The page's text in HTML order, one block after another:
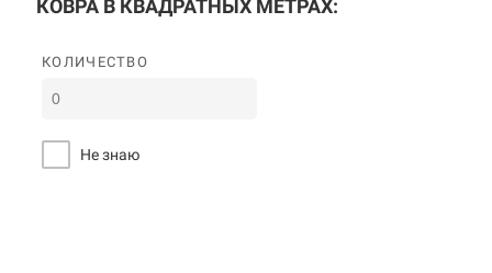
КОВРА В КВАДРАТНЫХ МЕТРАХ:
КОЛИЧЕСТВО
Не знаю